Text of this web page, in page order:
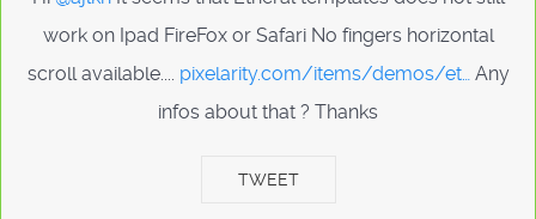
work on Ipad FireFox or Safari No fingers horizontal
scroll available.... pixelarity.com/items/demos/et… Any
infos about that ? Thanks
TWEET